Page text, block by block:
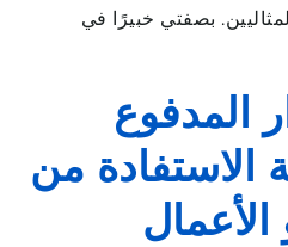
بصفتي خبيرًا في
المدفوع
الاستفادة من
الأعمال